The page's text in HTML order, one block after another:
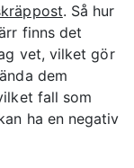
. Så hur
finns det
vet, vilket gör
dem
fall som
ha en negativ